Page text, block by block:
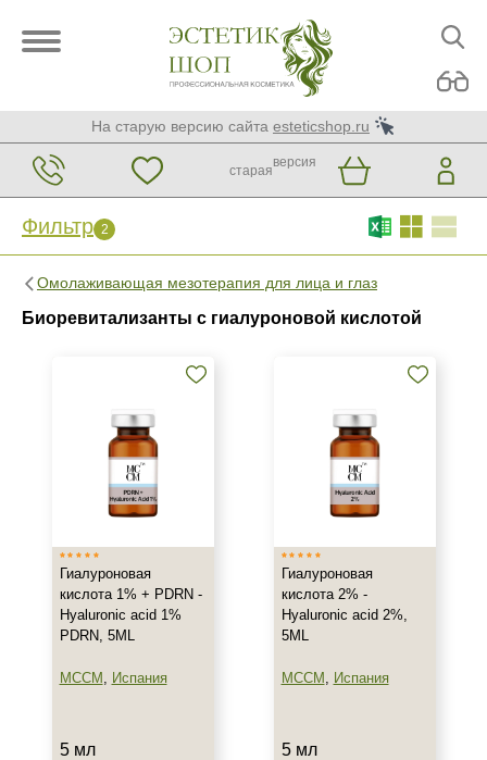
На старую версию сайта esteticshop.ru
старая
версия
Фильтр 2
Омолаживающая мезотерапия для лица и глаз
Биоревитализанты с гиалуроновой кислотой
Фильтр 2 Сброс
Тип товара
Биоревитализант
Активатор
Биорепарант
Тип кожи
Гиалуроновая
кислота 1% + PDRN -
Hyaluronic acid 1%
PDRN, 5ML
MCCM , Испания
5 мл
Гиалуроновая
кислота 2% -
Hyaluronic acid 2%,
5ML
MCCM , Испания
5 мл